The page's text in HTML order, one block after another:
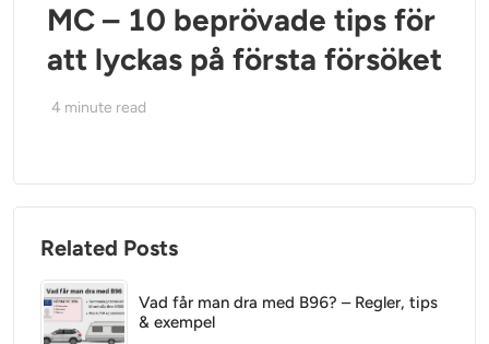
MC – 10 beprövade tips för
att lyckas på första försöket
4 minute read
Related Posts
Vad får man dra med B96? – Regler, tips
& exempel